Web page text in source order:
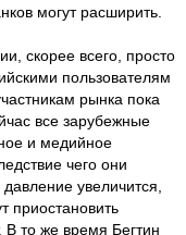
могут расширить.
скорее всего, просто
пользователям
рынка пока
все зарубежные
и медийное
чего они
увеличится,
приостановить
В то же время Бегтин